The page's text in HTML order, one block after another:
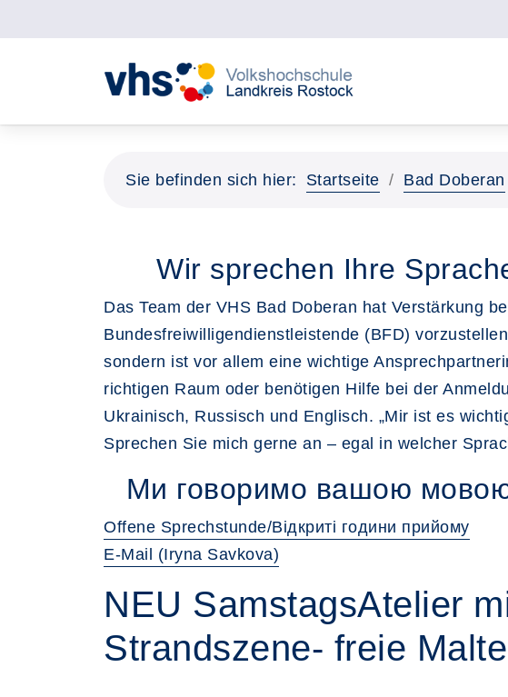
Sie befinden sich hier: Startseite Bad Doberan
Wir sprechen Ihre
Das Team der VHS Bad Doberan hat Verstärkung
Bundesfreiwilligendienstleistende (BFD)
sondern ist vor allem eine wichtige
richtigen Raum oder benötigen Hilfe bei der
Ukrainisch, Russisch und Englisch. „Mir ist es
Sprechen Sie mich gerne an – egal in welcher
Ми говоримо вашою
Offene Sprechstunde/Відкриті години прийому
E-Mail (Iryna Savkova)
NEU SamstagsAtelier
Strandszene- freie